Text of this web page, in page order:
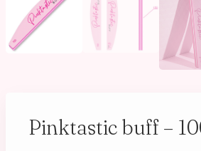
Pinktastic buff –